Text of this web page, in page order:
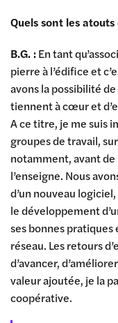
Quels sont les
B.G. :En tant
pierre à l’édifice et
avons la possibilité
tiennent à cœur et
A ce titre, je me suis
groupes de travail,
notamment, avant
l’enseigne. Nous
d’un nouveau
le développement
ses bonnes
réseau. Les retours
d’avancer,
valeur ajoutée, je la
coopérative.